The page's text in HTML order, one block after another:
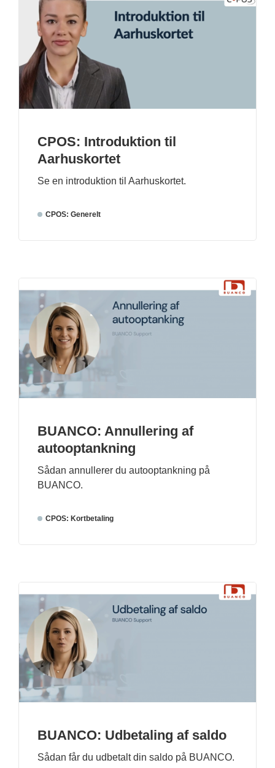
CPOS: Introduktion til
Aarhuskortet
Se en introduktion til Aarhuskortet.
CPOS: Generelt
BUANCO: Annullering af
autooptankning
Sådan annullerer du autooptankning på
BUANCO.
CPOS: Kortbetaling
BUANCO: Udbetaling af saldo
Sådan får du udbetalt din saldo på BUANCO.